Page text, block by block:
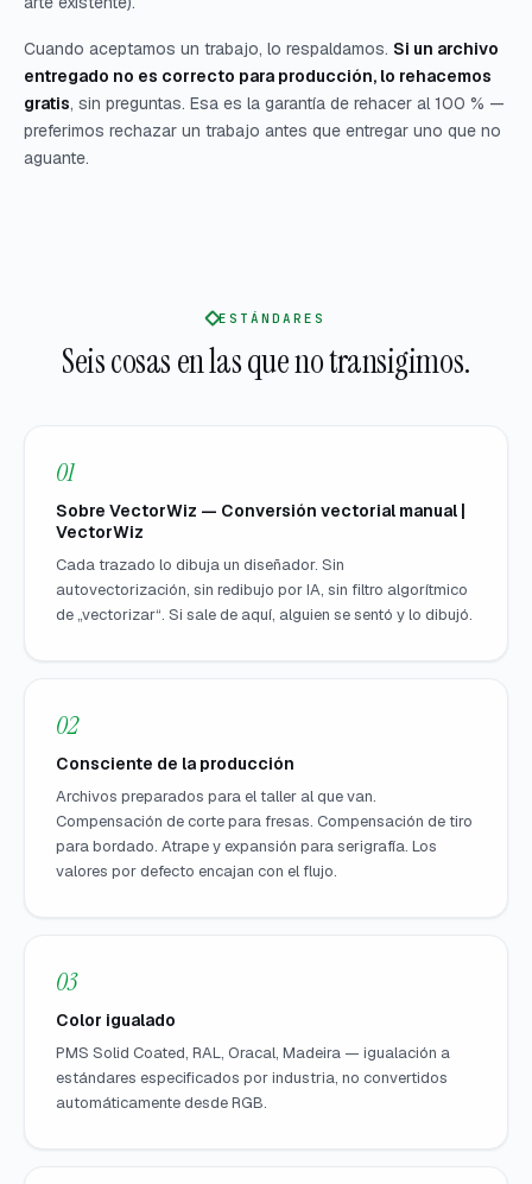
Cuando aceptamos un trabajo, lo respaldamos. Si un archivo
entregado no es correcto para producción, lo rehacemos
gratis, sin preguntas. Esa es la garantía de rehacer al 100 % —
preferimos rechazar un trabajo antes que entregar uno que no
aguante.
ESTÁNDARES
Seis cosas en las que no transigimos.
01
Sobre VectorWiz — Conversión vectorial manual |
VectorWiz
Cada trazado lo dibuja un diseñador. Sin
autovectorización, sin redibujo por IA, sin filtro algorítmico
de „vectorizar“. Si sale de aquí, alguien se sentó y lo dibujó.
02
Consciente de la producción
Archivos preparados para el taller al que van.
Compensación de corte para fresas. Compensación de tiro
para bordado. Atrape y expansión para serigrafía. Los
valores por defecto encajan con el flujo.
03
Color igualado
PMS Solid Coated, RAL, Oracal, Madeira — igualación a
estándares especificados por industria, no convertidos
automáticamente desde RGB.